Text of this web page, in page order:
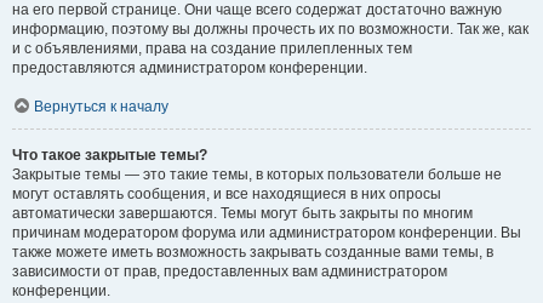
на его первой странице. Они чаще всего содержат достаточно важную
информацию, поэтому вы должны прочесть их по возможности. Так же, как
и с объявлениями, права на создание прилепленных тем
предоставляются администратором конференции.
Вернуться к началу
Что такое закрытые темы?
Закрытые темы — это такие темы, в которых пользователи больше не
могут оставлять сообщения, и все находящиеся в них опросы
автоматически завершаются. Темы могут быть закрыты по многим
причинам модератором форума или администратором конференции. Вы
также можете иметь возможность закрывать созданные вами темы, в
зависимости от прав, предоставленных вам администратором
конференции.